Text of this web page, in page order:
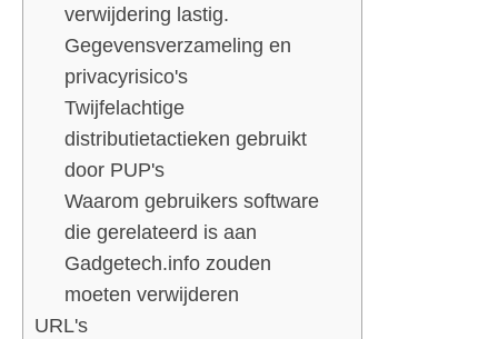
verwijdering lastig.
Gegevensverzameling en
privacyrisico's
Twijfelachtige
distributietactieken gebruikt
door PUP's
Waarom gebruikers software
die gerelateerd is aan
Gadgetech.info zouden
moeten verwijderen
URL's